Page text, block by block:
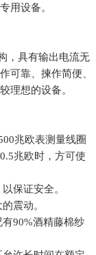
用设备。
，具有输出电流无
可靠、揀作简便、
理想的设备。
兆欧表测量线圈
兆欧时，方可使
保证安全。
震动。
90%酒精藤棉纱